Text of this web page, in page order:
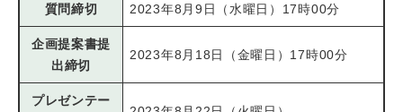
質問締切 2023年8月9日（水曜日）17時00分
企画提案書提
出締切
2023年8月18日（金曜日）17時00分
プレゼンテー